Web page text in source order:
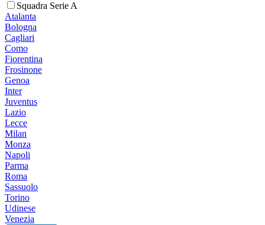
Squadra Serie A
Atalanta
Bologna
Cagliari
Como
Fiorentina
Frosinone
Genoa
Inter
Juventus
Lazio
Lecce
Milan
Monza
Napoli
Parma
Roma
Sassuolo
Torino
Udinese
Venezia